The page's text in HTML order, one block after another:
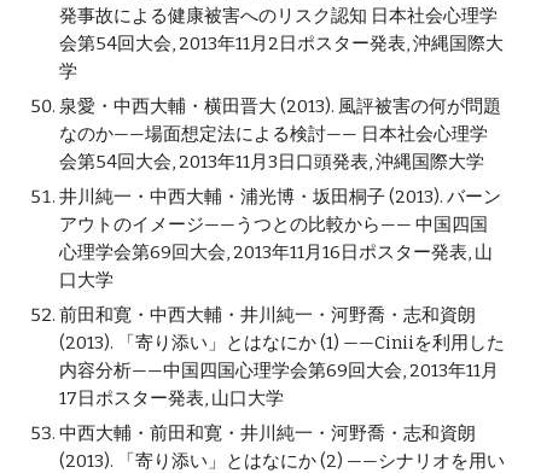
発事故による健康被害へのリスク認知 日本社会心理学
会第54回大会, 2013年11月2日ポスター発表, 沖縄国際大
学
泉愛・中西大輔・横田晋大 (2013). 風評被害の何が問題
なのか——場面想定法による検討—— 日本社会心理学
会第54回大会, 2013年11月3日口頭発表, 沖縄国際大学
井川純一・中西大輔・浦光博・坂田桐子 (2013). バーン
アウトのイメージ——うつとの比較から—— 中国四国
心理学会第69回大会, 2013年11月16日ポスター発表, 山
口大学
前田和寛・中西大輔・井川純一・河野喬・志和資朗
(2013). 「寄り添い」とはなにか (1) ——Ciniiを利用した
内容分析——中国四国心理学会第69回大会, 2013年11月
17日ポスター発表, 山口大学
中西大輔・前田和寛・井川純一・河野喬・志和資朗
(2013). 「寄り添い」とはなにか (2) ——シナリオを用い